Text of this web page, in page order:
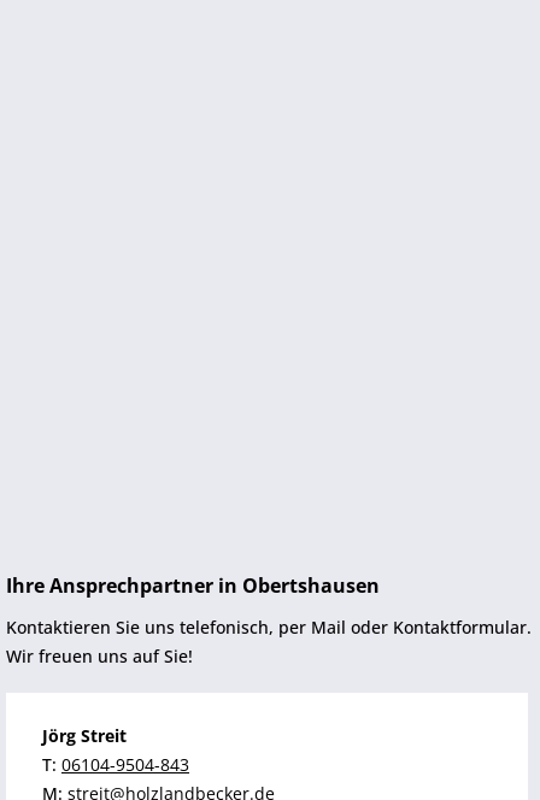
Ihre Ansprechpartner in Obertshausen
Kontaktieren Sie uns telefonisch, per Mail oder Kontaktformular.
Wir freuen uns auf Sie!
Jörg Streit
T: 06104-9504-843
M: streit@holzlandbecker.de